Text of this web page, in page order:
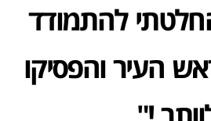
להתמודד
העיר והפסיקו